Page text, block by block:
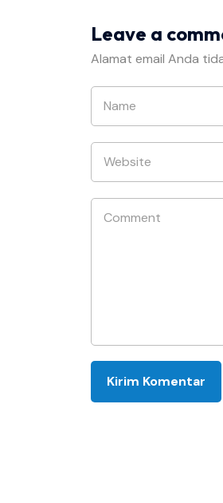
Leave a
Alamat email Anda